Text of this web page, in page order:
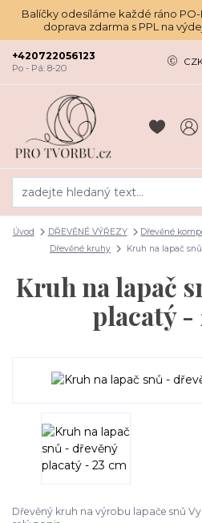
Balíčky odesíláme každé ráno PO-
doprava zdarma s PPL na
+420722056123
Po - Pá: 8-20
Úvod DŘEVĚNÉ VÝŘEZY
Dřevěné
Dřevěné kruhy
Kruh na lapač
Kruh na lapač
placatý -
Dřevěný kruh na výrobu lapače snů